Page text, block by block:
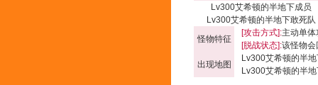
Lv300艾希顿的半地下成员
Lv300艾希顿的半地下敢死队
怪物特征
[攻击方式]:主动单体
[脱战状态]:该怪物会
出现地图
Lv300艾希顿的半
Lv300艾希顿的半